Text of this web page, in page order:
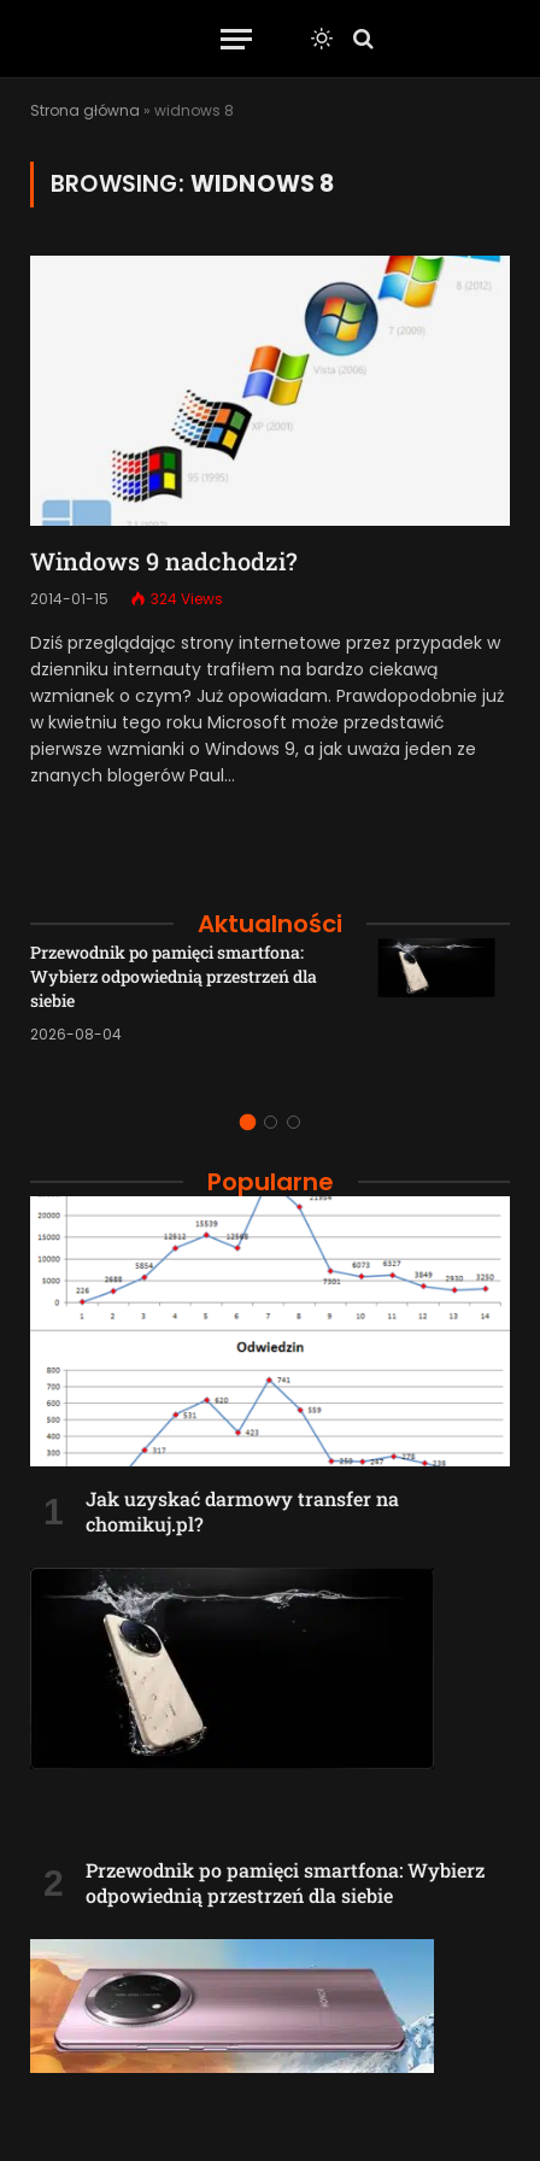
Strona główna » widnows 8
BROWSING: WIDNOWS 8
Windows 9 nadchodzi?
2014-01-15 324Views
Dziś przeglądając strony internetowe przez przypadek w
dzienniku internauty trafiłem na bardzo ciekawą
wzmianek o czym? Już opowiadam. Prawdopodobnie już
w kwietniu tego roku Microsoft może przedstawić
pierwsze wzmianki o Windows 9, a jak uważa jeden ze
znanych blogerów Paul…
Aktualności
Przewodnik po pamięci smartfona:
Wybierz odpowiednią przestrzeń dla
siebie
2026-08-04
Popularne
Jak uzyskać darmowy transfer na
chomikuj.pl?
Przewodnik po pamięci smartfona: Wybierz
odpowiednią przestrzeń dla siebie